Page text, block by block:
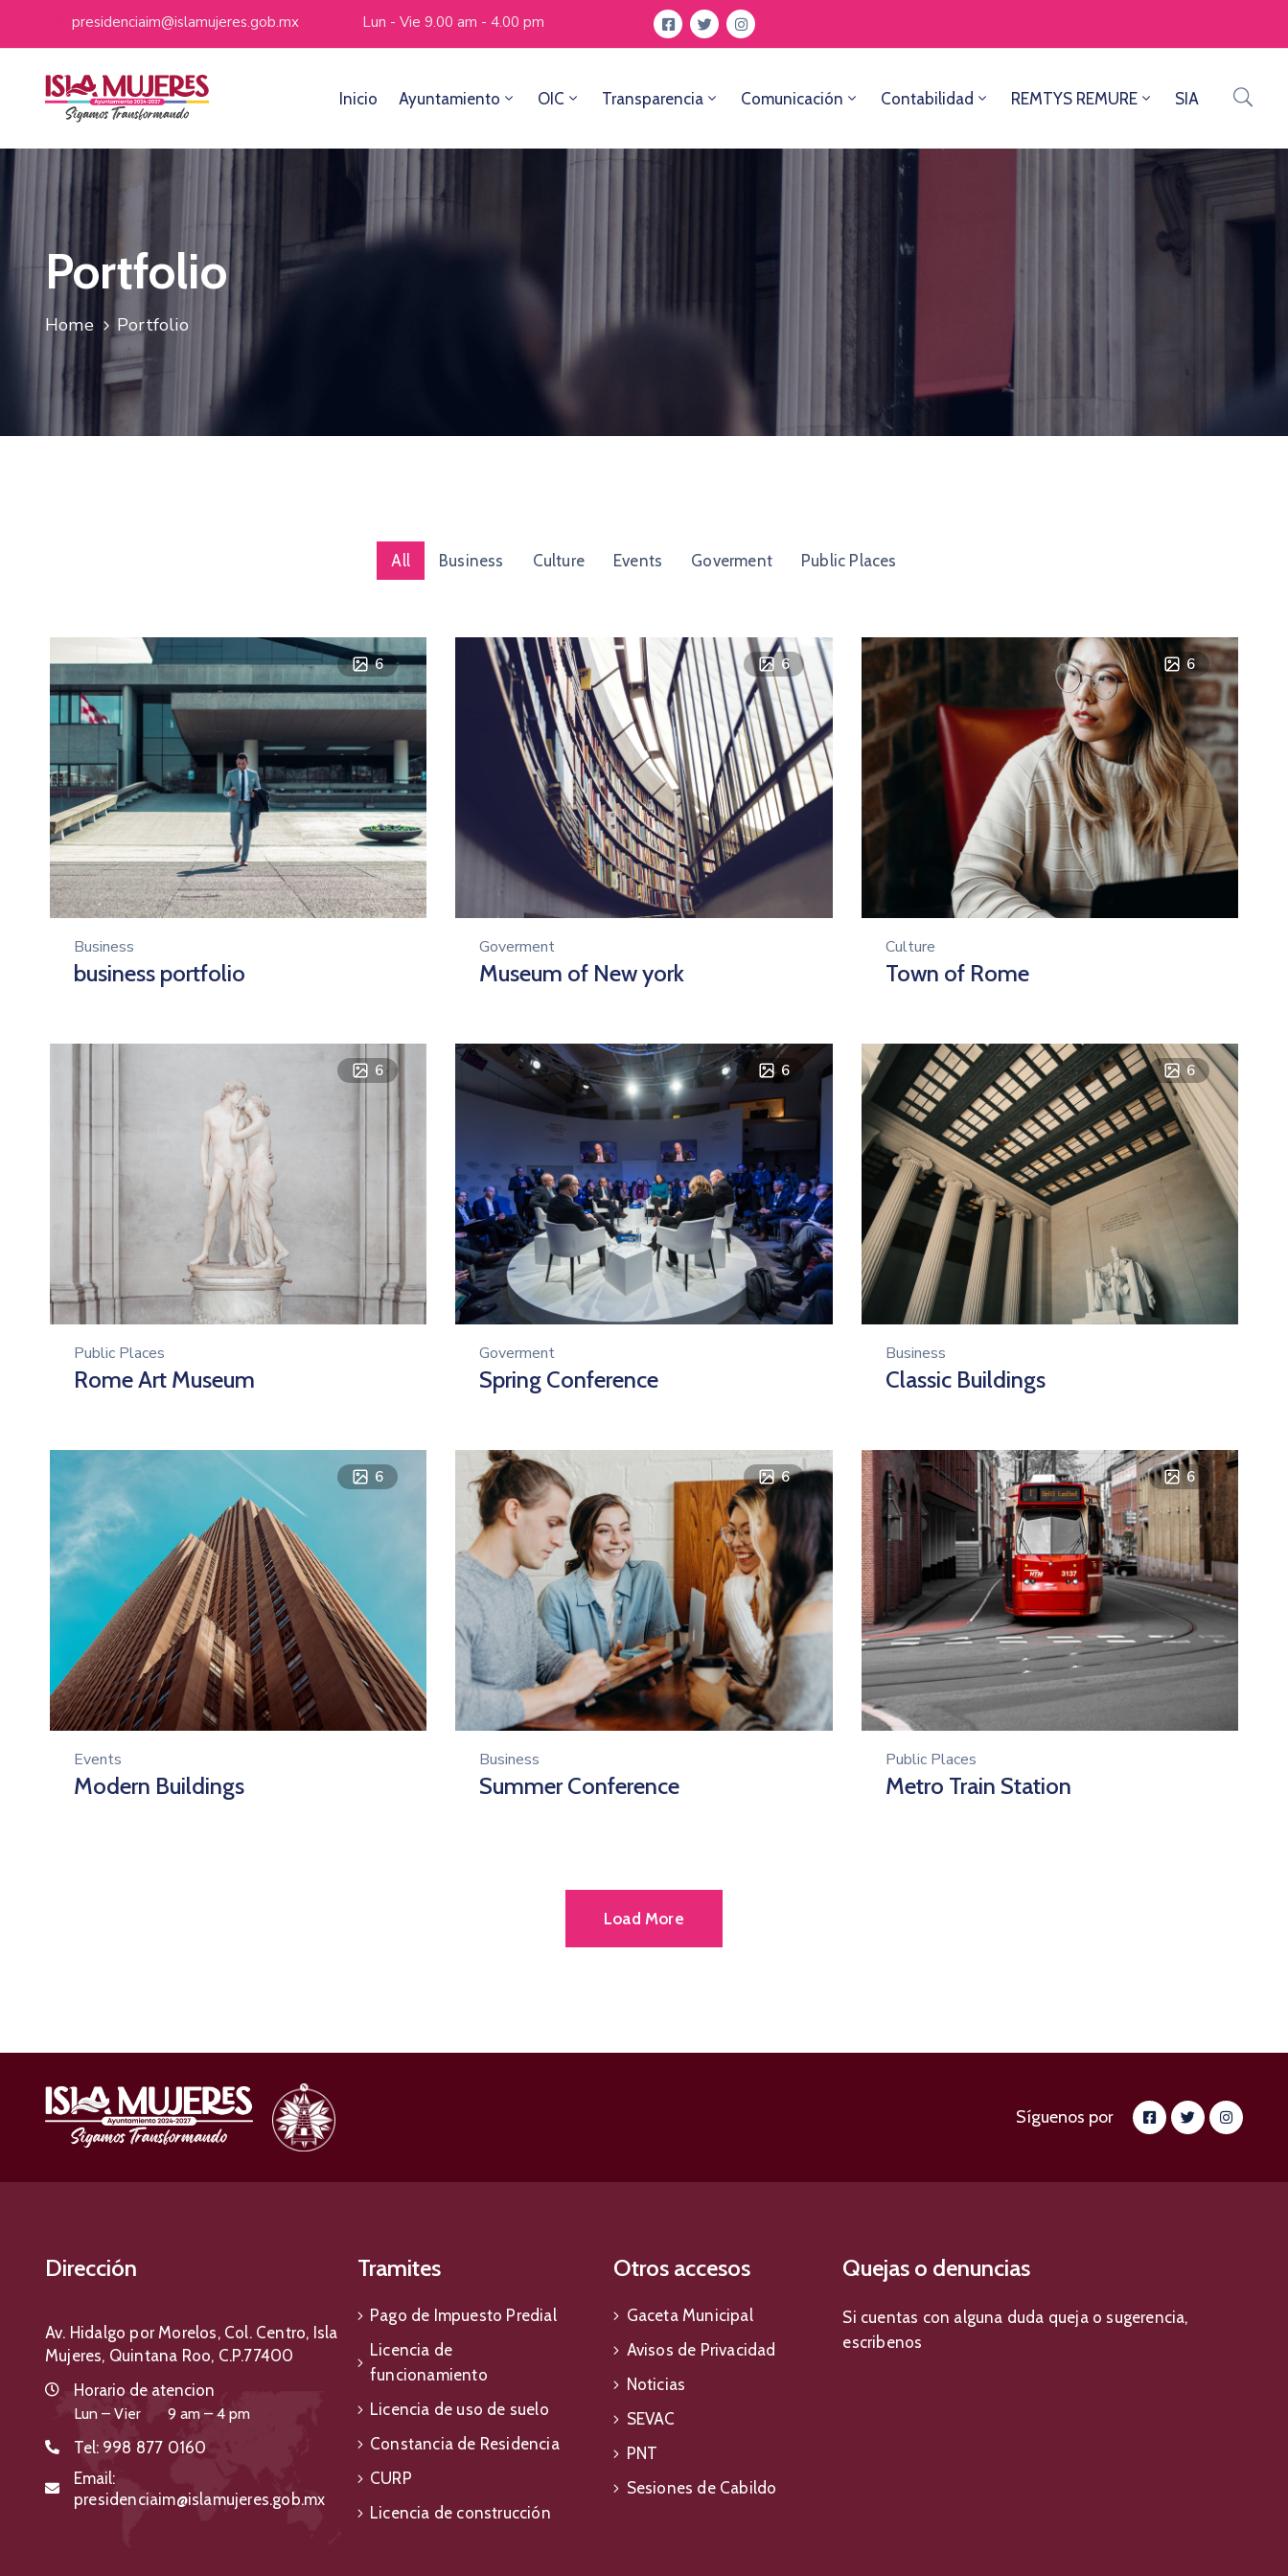
presidenciaim@islamujeres.gob.mx Lun - Vie 9.00 am - 4.00 pm
Inicio Ayuntamiento OIC Transparencia Comunicación Contabilidad REMTYS REMURE SIA
Portfolio
Home Portfolio
All Business Culture Events Goverment Public Places
6
Business
business portfolio
6
Goverment
Museum of New york
6
Culture
Town of Rome
6
Public Places
Rome Art Museum
6
Goverment
Spring Conference
6
Business
Classic Buildings
6
Events
Modern Buildings
6
Business
Summer Conference
6
Public Places
Metro Train Station
Load More
Síguenos por
Dirección
Av. Hidalgo por Morelos, Col. Centro, Isla
Mujeres, Quintana Roo, C.P.77400
Horario de atencion
Lun – Vier 9 am – 4 pm
Tel: 998 877 0160
Email:
presidenciaim@islamujeres.gob.mx
Tramites
Pago de Impuesto Predial
Licencia de
funcionamiento
Licencia de uso de suelo
Constancia de Residencia
CURP
Licencia de construcción
Otros accesos
Gaceta Municipal
Avisos de Privacidad
Noticias
SEVAC
PNT
Sesiones de Cabildo
Quejas o denuncias
Si cuentas con alguna duda queja o sugerencia,
escribenos